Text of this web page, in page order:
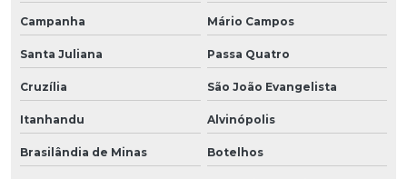
Campanha Mário Campos
Santa Juliana Passa Quatro
Cruzília São João Evangelista
Itanhandu Alvinópolis
Brasilândia de Minas Botelhos